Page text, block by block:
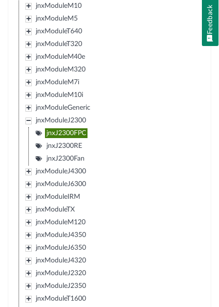
jnxModuleM10
jnxModuleM5
jnxModuleT640
jnxModuleT320
jnxModuleM40e
jnxModuleM320
jnxModuleM7i
jnxModuleM10i
jnxModuleGeneric
jnxModuleJ2300
jnxJ2300FPC
jnxJ2300RE
jnxJ2300Fan
jnxModuleJ4300
jnxModuleJ6300
jnxModuleIRM
jnxModuleTX
jnxModuleM120
jnxModuleJ4350
jnxModuleJ6350
jnxModuleJ4320
jnxModuleJ2320
jnxModuleJ2350
jnxModuleT1600
Feedback